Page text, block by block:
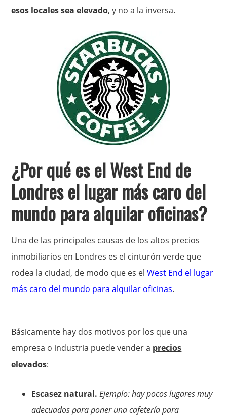
esos locales sea elevado, y no a la inversa.
¿Por qué es el West End de
Londres el lugar más caro del
mundo para alquilar oficinas?
Una de las principales causas de los altos precios
inmobiliarios en Londres es el cinturón verde que
rodea la ciudad, de modo que es elWest End el lugar
más caro del mundo para alquilar oficinas.
Básicamente hay dos motivos por los que una
empresa o industria puede vender a precios
elevados:
Escasez natural. Ejemplo: hay pocos lugares muy
adecuados para poner una cafetería para